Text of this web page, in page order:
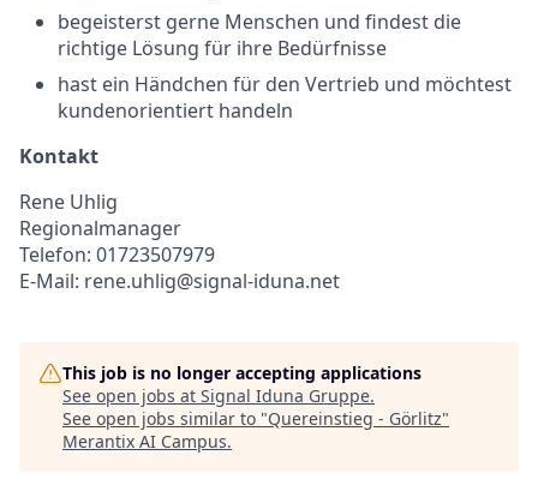
begeisterst gerne Menschen und findest die
richtige Lösung für ihre Bedürfnisse
hast ein Händchen für den Vertrieb und möchtest
kundenorientiert handeln
Kontakt
Rene Uhlig
Regionalmanager
Telefon: 01723507979
E-Mail: rene.uhlig@signal-iduna.net
This job is no longer accepting applications
See open jobs at Signal Iduna Gruppe.
See open jobs similar to "Quereinstieg - Görlitz"
Merantix AI Campus.